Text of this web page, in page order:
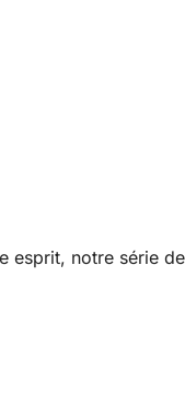
esprit, notre série de